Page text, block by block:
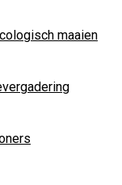
maaien